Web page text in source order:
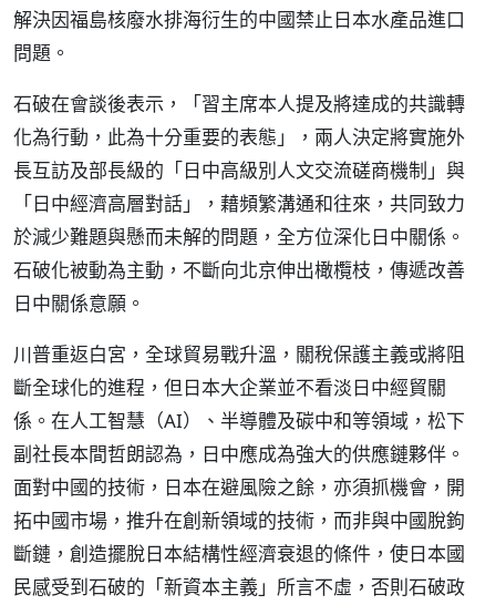
解決因福島核廢水排海衍生的中國禁止日本水產品進口
問題。
石破在會談後表示，「習主席本人提及將達成的共識轉
化為行動，此為十分重要的表態」，兩人決定將實施外
長互訪及部長級的「日中高級別人文交流磋商機制」與
「日中經濟高層對話」，藉頻繁溝通和往來，共同致力
於減少難題與懸而未解的問題，全方位深化日中關係。
石破化被動為主動，不斷向北京伸出橄欖枝，傳遞改善
日中關係意願。
川普重返白宮，全球貿易戰升溫，關稅保護主義或將阻
斷全球化的進程，但日本大企業並不看淡日中經貿關
係。在人工智慧（AI）、半導體及碳中和等領域，松下
副社長本間哲朗認為，日中應成為強大的供應鏈夥伴。
面對中國的技術，日本在避風險之餘，亦須抓機會，開
拓中國市場，推升在創新領域的技術，而非與中國脫鉤
斷鏈，創造擺脫日本結構性經濟衰退的條件，使日本國
民感受到石破的「新資本主義」所言不虛，否則石破政